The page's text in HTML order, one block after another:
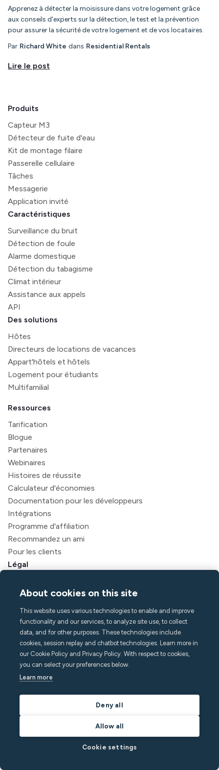
Apprenez à détecter la moisissure dans votre logement grâce
aux conseils d'experts sur la détection, le test et la prévention
pour assurer la sécurité de votre logement et de vos locataires.
Par Richard White dans Residential Rentals
Lire le post
Produits
Capteur M3
Détecteur de fuite d'eau
Kit de montage filaire
Passerelle cellulaire
Tâches
Messagerie
Application invité
Caractéristiques
Surveillance du bruit
Détection de foule
Alarme domestique
Détection du tabagisme
Climat intérieur
Assistance aux appels
API
Des solutions
Hôtes
Directeurs de locations de vacances
Appart'hôtels et hôtels
Logement pour étudiants
Multifamilial
Ressources
Tarification
Blogue
Partenaires
Webinaires
Histoires de réussite
Calculateur d'économies
Documentation pour les développeurs
Intégrations
Programme d'affiliation
Recommandez un ami
Pour les clients
Légal
Politique de confidentialité
Légal
L'entreprise
À propos de Minut
Presse et médias
Carrière
FAQ
About cookies on this site
This website uses various technologies to enable and improve
functionality and our services, to analyze site use, to collect
data, and for other purposes. These technologies include
cookies, session replay and chatbot technologies. Learn more in
our Cookie Policy and Privacy Policy. With respect to cookies,
you can select your preferences below.
Learn more
Deny all
Allow all
Cookie settings